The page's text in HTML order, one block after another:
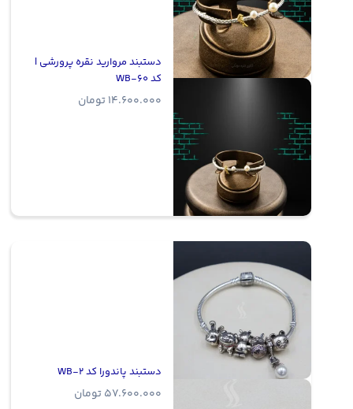
دستبند مروارید نقره پرورشی |
کد WB-60
14.600.000 تومان
دستبند پاندورا کد WB-2
57.600.000 تومان